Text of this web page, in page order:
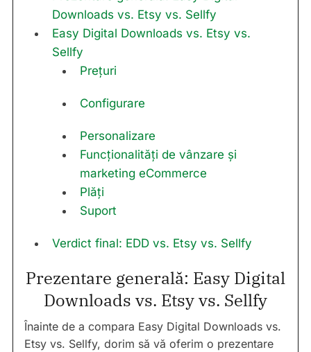
Downloads vs. Etsy vs. Sellfy
Easy Digital Downloads vs. Etsy vs.
Sellfy
Prețuri
Configurare
Personalizare
Funcționalități de vânzare și
marketing eCommerce
Plăți
Suport
Verdict final: EDD vs. Etsy vs. Sellfy
Prezentare generală: Easy Digital
Downloads vs. Etsy vs. Sellfy
Înainte de a compara Easy Digital Downloads vs.
Etsy vs. Sellfy, dorim să vă oferim o prezentare